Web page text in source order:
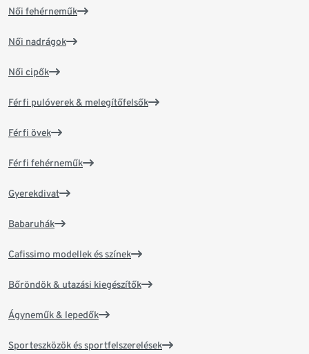
Női fehérneműk
Női nadrágok
Női cipők
Férfi pulóverek & melegítőfelsők
Férfi övek
Férfi fehérneműk
Gyerekdivat
Babaruhák
Cafissimo modellek és színek
Bőröndök & utazási kiegészítők
Ágyneműk & lepedők
Sporteszközök és sportfelszerelések